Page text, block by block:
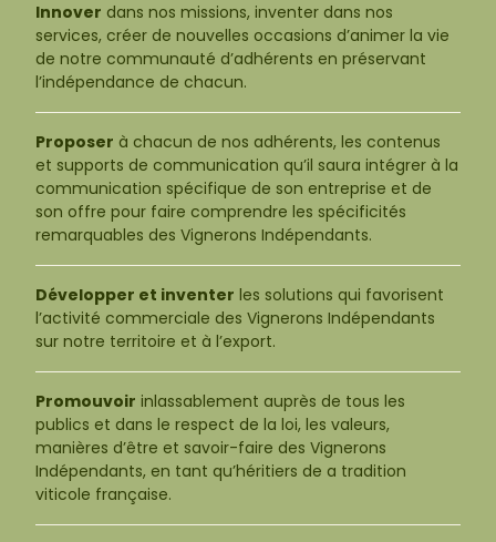
Innover dans nos missions, inventer dans nos
services, créer de nouvelles occasions d’animer la vie
de notre communauté d’adhérents en préservant
l’indépendance de chacun.
Proposer à chacun de nos adhérents, les contenus
et supports de communication qu’il saura intégrer à la
communication spécifique de son entreprise et de
son offre pour faire comprendre les spécificités
remarquables des Vignerons Indépendants.
Développer et inventer les solutions qui favorisent
l’activité commerciale des Vignerons Indépendants
sur notre territoire et à l’export.
Promouvoir inlassablement auprès de tous les
publics et dans le respect de la loi, les valeurs,
manières d’être et savoir-faire des Vignerons
Indépendants, en tant qu’héritiers de a tradition
viticole française.